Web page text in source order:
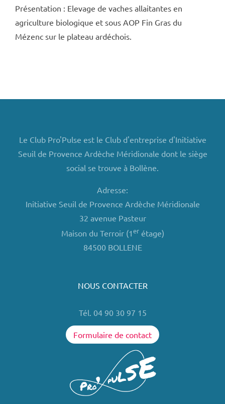
Présentation : Elevage de vaches allaitantes en
agriculture biologique et sous AOP Fin Gras du
Mézenc sur le plateau ardéchois.
Le Club Pro'Pulse est le Club d'entreprise d'Initiative
Seuil de Provence Ardèche Méridionale dont le siège
social se trouve à Bollène.
Adresse:
Initiative Seuil de Provence Ardèche Méridionale
32 avenue Pasteur
Maison du Terroir (1erétage)
84500 BOLLENE
NOUS CONTACTER
Tél. 04 90 30 97 15
Formulaire de contact